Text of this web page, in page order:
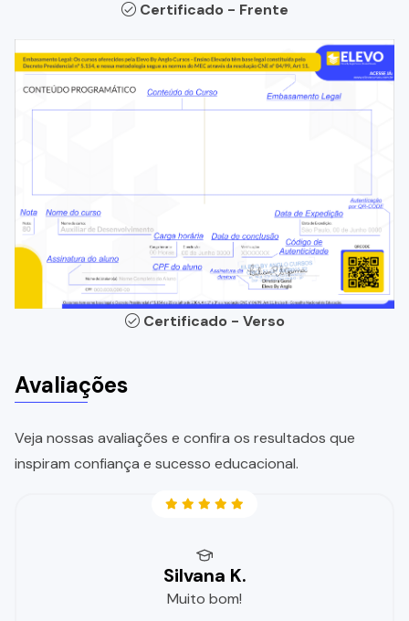
Certificado - Frente
Certificado - Verso
Avaliações
Veja nossas avaliações e confira os resultados que
inspiram confiança e sucesso educacional.
Silvana K.
Muito bom!